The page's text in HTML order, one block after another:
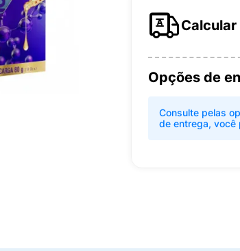
Opções de
Consulte pelas
de entrega, você